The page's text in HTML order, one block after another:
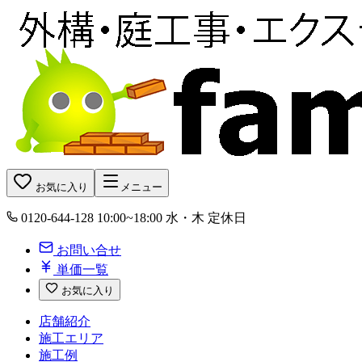
お気に入り メニュー
0120-644-128 10:00~18:00 水・木 定休日
お問い合せ
単価一覧
お気に入り
店舗紹介
施工エリア
施工例